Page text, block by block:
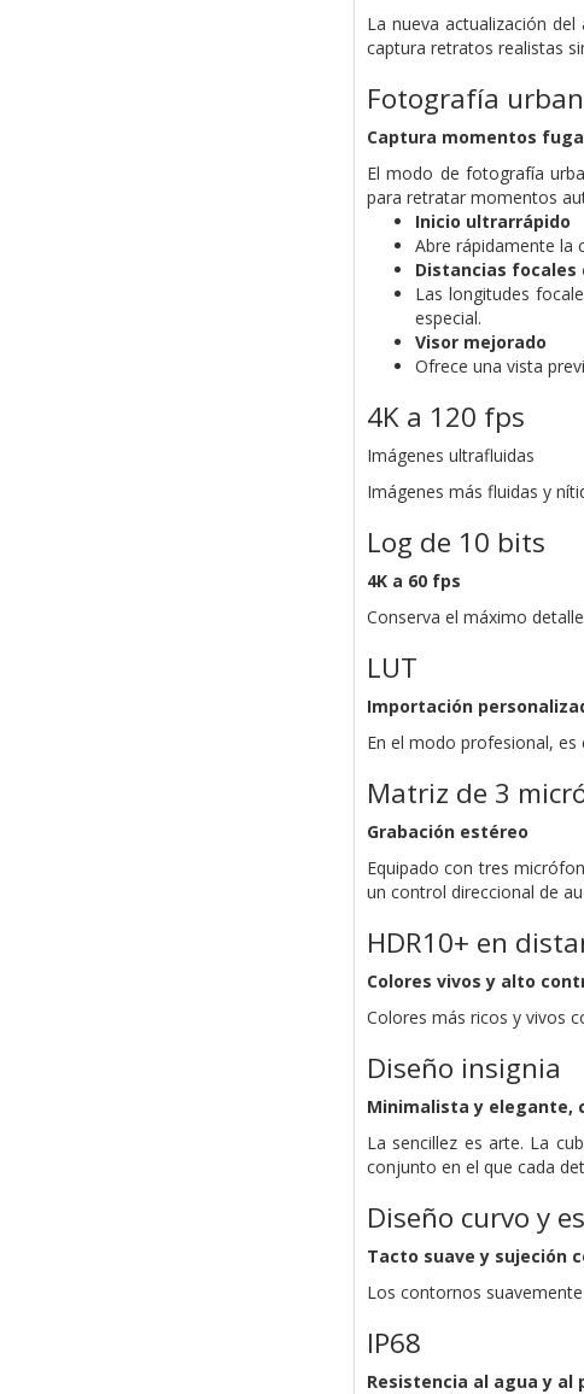
La nueva actualización
captura retratos realistas
Fotografía
Captura momentos
El modo de fotografía
para retratar momentos
Inicio ultrarrápido
Abre rápidamente la
Distancias focales
Las longitudes
especial.
Visor mejorado
Ofrece una vista
4K a 120 fps
Imágenes ultrafluidas
Imágenes más fluidas y
Log de 10 bits
4K a 60 fps
Conserva el máximo
LUT
Importación
En el modo profesional,
Matriz de 3
Grabación estéreo
Equipado con tres
un control direccional de
HDR10+ en
Colores vivos y alto
Colores más ricos y vivos
Diseño insignia
Minimalista y elegante,
La sencillez es arte. La
conjunto en el que cada
Diseño curvo y
Tacto suave y sujeción
Los contornos
IP68
Resistencia al agua y al